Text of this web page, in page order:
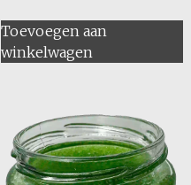
Toevoegen aan
winkelwagen